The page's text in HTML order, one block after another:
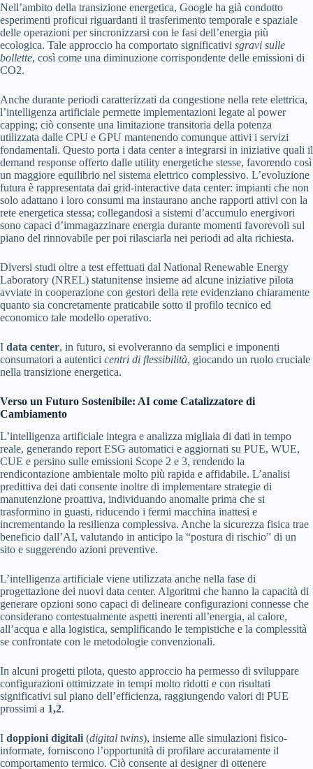
Nell’ambito della transizione energetica, Google ha già condotto
esperimenti proficui riguardanti il trasferimento temporale e spaziale
delle operazioni per sincronizzarsi con le fasi dell’energia più
ecologica. Tale approccio ha comportato significativi sgravi sulle
bollette, così come una diminuzione corrispondente delle emissioni di
CO2.
Anche durante periodi caratterizzati da congestione nella rete elettrica,
l’intelligenza artificiale permette implementazioni legate al power
capping; ciò consente una limitazione transitoria della potenza
utilizzata dalle CPU e GPU mantenendo comunque attivi i servizi
fondamentali. Questo porta i data center a integrarsi in iniziative quali il
demand response offerto dalle utility energetiche stesse, favorendo così
un maggiore equilibrio nel sistema elettrico complessivo. L’evoluzione
futura è rappresentata dai grid-interactive data center: impianti che non
solo adattano i loro consumi ma instaurano anche rapporti attivi con la
rete energetica stessa; collegandosi a sistemi d’accumulo energivori
sono capaci d’immagazzinare energia durante momenti favorevoli sul
piano del rinnovabile per poi rilasciarla nei periodi ad alta richiesta.
Diversi studi oltre a test effettuati dal National Renewable Energy
Laboratory (NREL) statunitense insieme ad alcune iniziative pilota
avviate in cooperazione con gestori della rete evidenziano chiaramente
quanto sia concretamente praticabile sotto il profilo tecnico ed
economico tale modello operativo.
I data center, in futuro, si evolveranno da semplici e imponenti
consumatori a autentici centri di flessibilità, giocando un ruolo cruciale
nella transizione energetica.
Verso un Futuro Sostenibile: AI come Catalizzatore di
Cambiamento
L’intelligenza artificiale integra e analizza migliaia di dati in tempo
reale, generando report ESG automatici e aggiornati su PUE, WUE,
CUE e persino sulle emissioni Scope 2 e 3, rendendo la
rendicontazione ambientale molto più rapida e affidabile. L’analisi
predittiva dei dati consente inoltre di implementare strategie di
manutenzione proattiva, individuando anomalie prima che si
trasformino in guasti, riducendo i fermi macchina inattesi e
incrementando la resilienza complessiva. Anche la sicurezza fisica trae
beneficio dall’AI, valutando in anticipo la “postura di rischio” di un
sito e suggerendo azioni preventive.
L’intelligenza artificiale viene utilizzata anche nella fase di
progettazione dei nuovi data center. Algoritmi che hanno la capacità di
generare opzioni sono capaci di delineare configurazioni connesse che
considerano contestualmente aspetti inerenti all’energia, al calore,
all’acqua e alla logistica, semplificando le tempistiche e la complessità
se confrontate con le metodologie convenzionali.
In alcuni progetti pilota, questo approccio ha permesso di sviluppare
configurazioni ottimizzate in tempi molto ridotti e con risultati
significativi sul piano dell’efficienza, raggiungendo valori di PUE
prossimi a 1,2.
I doppioni digitali (digital twins), insieme alle simulazioni fisico-
informate, forniscono l’opportunità di profilare accuratamente il
comportamento termico. Ciò consente ai designer di ottenere